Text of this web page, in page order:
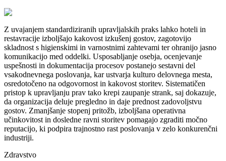
Z uvajanjem standardiziranih upravljalskih praks lahko hoteli in
restavracije izboljšajo kakovost izkušenj gostov, zagotovijo
skladnost s higienskimi in varnostnimi zahtevami ter ohranijo jasno
komunikacijo med oddelki. Usposabljanje osebja, ocenjevanje
uspešnosti in dokumentacija procesov postanejo sestavni del
vsakodnevnega poslovanja, kar ustvarja kulturo delovnega mesta,
osredotočeno na odgovornost in kakovost storitev. Sistematičen
pristop k upravljanju prav tako krepi zaupanje strank, saj dokazuje,
da organizacija deluje pregledno in daje prednost zadovoljstvu
gostov. Zmanjšanje stopenj pritožb, izboljšana operativna
učinkovitost in dosledne ravni storitev pomagajo zgraditi močno
reputacijo, ki podpira trajnostno rast poslovanja v zelo konkurenčni
industriji.
Zdravstvo